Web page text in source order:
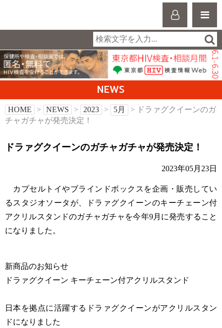
NEWS
HOME > NEWS > 2023 > 5月
> ドラァグクイーンのガ
チャガチャが発売決定！
ドラァグクイーンのガチャガチャが発売決定！
2023年05月23日
カプセルトイやブラインドボックスを企画・販売してい
るスタジオソータが、ドラァグクイーンのキーチェーン付
アクリルスタンドのガチャガチャを今年9月に発売すること
になりました。
新商品のお知らせ
ドラァグクイーン キーチェーン付アクリルスタンド
日本を拠点に活躍するドラァグクイーンがアクリルスタン
ドになりました